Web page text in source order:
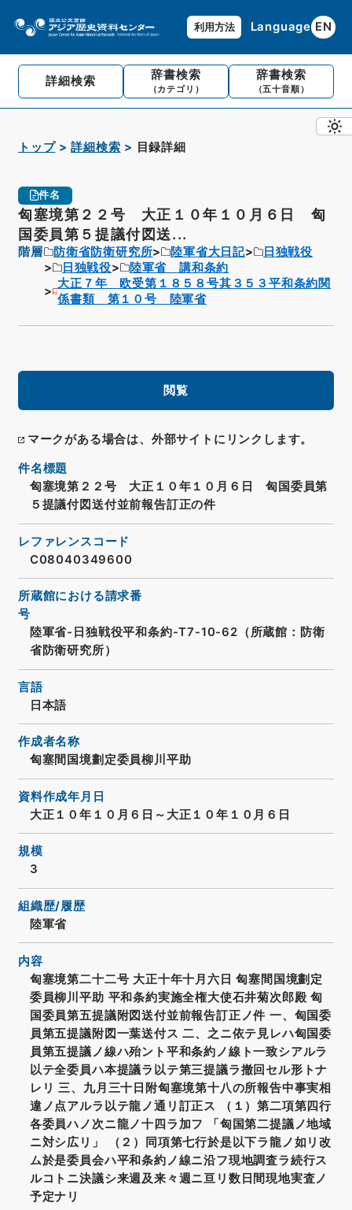
利用方法 Language EN
詳細検索 辞書検索
（カテゴリ）
辞書検索
（五十音順）
トップ 詳細検索 目録詳細
件名
匈塞境第２２号 大正１０年１０月６日 匈
国委員第５提議付図送...
階層 防衛省防衛研究所 陸軍省大日記
日独戦役
日独戦役
陸軍省 講和条約
大正７年 欧受第１８５８号其３５３平和条約関
係書類 第１０号 陸軍省
閲覧
マークがある場合は、外部サイトにリンクします。
件名標題
匈塞境第２２号 大正１０年１０月６日 匈国委員第
５提議付図送付並前報告訂正の件
レファレンスコード
C08040349600
所蔵館における請求番
号
陸軍省-日独戦役平和条約-T7-10-62（所蔵館：防衛
省防衛研究所）
言語
日本語
作成者名称
匈塞間国境劃定委員柳川平助
資料作成年月日
大正１０年１０月６日～大正１０年１０月６日
規模
3
組織歴/履歴
陸軍省
内容
匈塞境第二十二号 大正十年十月六日 匈塞間国境劃定
委員柳川平助 平和条約実施全権大使石井菊次郎殿 匈
国委員第五提議附図送付並前報告訂正ノ件 一、匈国委
員第五提議附図一葉送付ス 二、之ニ依テ見レハ匈国委
員第五提議ノ線ハ殆ント平和条約ノ線ト一致シアルラ
以テ全委員ハ本提議ラ以テ第三提議ラ撤回セル形トナ
レリ 三、九月三十日附匈塞境第十八の所報告中事実相
違ノ点アルラ以テ龍ノ通リ訂正ス （１）第二項第四行
各委員ハノ次ニ龍ノ十四ラ加フ 「匈国第二提議ノ地域
ニ対シ広リ」 （２）同項第七行於是以下ラ龍ノ如リ改
ム於是委員会ハ平和条約ノ線ニ沿フ現地調査ラ続行ス
ルコトニ決議シ来週及来々週ニ亘リ数日間現地実査ノ
予定ナリ